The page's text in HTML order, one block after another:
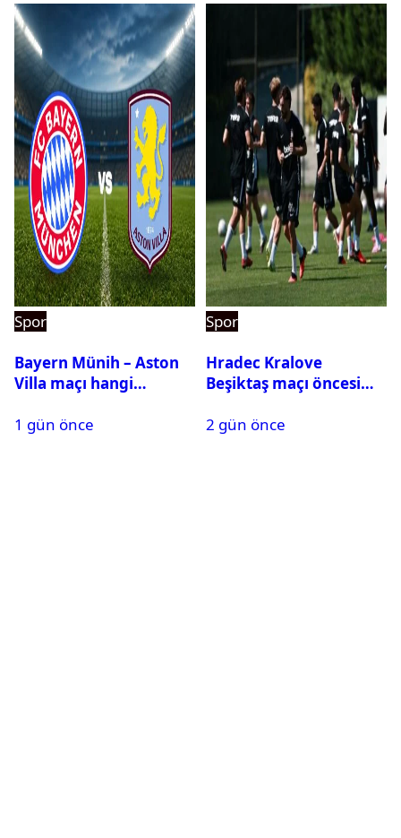
Spor
Bayern Münih – Aston
Villa maçı hangi
saat kaçta oynanacak?
1 gün önce
Spor
Hradec Kralove
Beşiktaş maçı öncesi
Siyah-Beyazlıların 11’i
2 gün önce